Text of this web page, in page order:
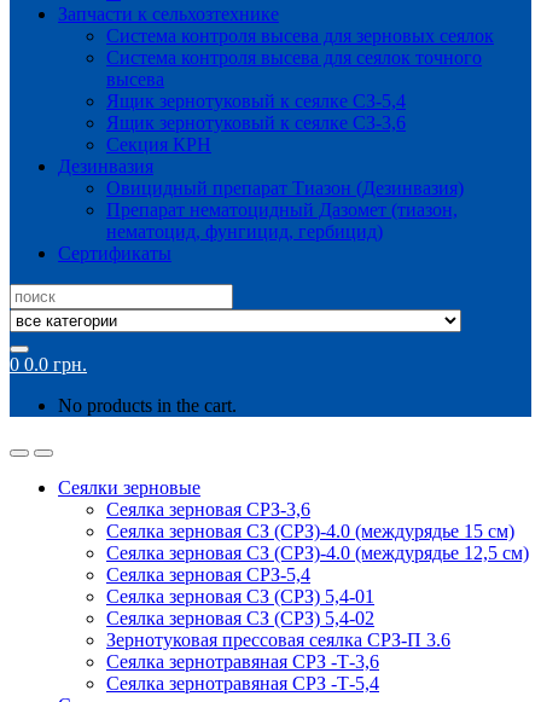
Запчасти к сельхозтехнике
Система контроля высева для зерновых сеялок
Система контроля высева для сеялок точного
высева
Ящик зернотуковый к сеялке СЗ-5,4
Ящик зернотуковый к сеялке СЗ-3,6
Секция КРН
Дезинвазия
Овицидный препарат Тиазон (Дезинвазия)
Препарат нематоцидный Дазомет (тиазон,
нематоцид, фунгицид, гербицид)
Сертификаты
Search
for:
0 0.0 грн.
No products in the cart.
Сеялки зерновые
Сеялка зерновая СРЗ-3,6
Сеялка зерновая СЗ (СРЗ)-4.0 (междурядье 15 см)
Сеялка зерновая СЗ (СРЗ)-4.0 (междурядье 12,5 см)
Сеялка зерновая СРЗ-5,4
Сеялка зерновая СЗ (СРЗ) 5,4-01
Сеялка зерновая СЗ (СРЗ) 5,4-02
Зернотуковая прессовая сеялка СРЗ-П 3.6
Сеялка зернотравяная СРЗ -Т-3,6
Сеялка зернотравяная СРЗ -Т-5,4